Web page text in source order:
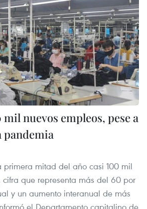
nuevos empleos, pese a
pandemia
primera mitad del año casi 100 mil
cifra que representa más del 60 por
y un aumento interanual de más